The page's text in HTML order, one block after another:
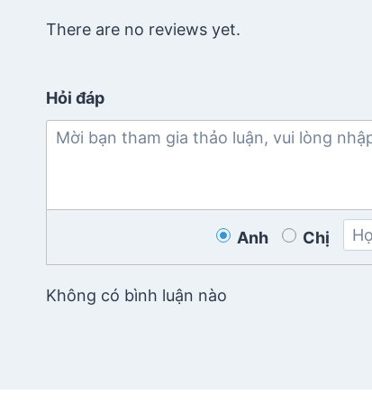
There are no reviews yet.
Hỏi đáp
Anh Chị
Không có bình luận nào